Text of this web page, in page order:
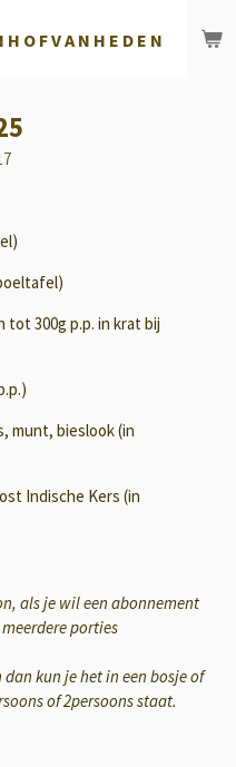
H O F V A N H E D E N
300g p.p. in krat bij
munt, bieslook (in
Indische Kers (in
als je wil een abonnement
porties
kun je het in een bosje of
of 2persoons staat.